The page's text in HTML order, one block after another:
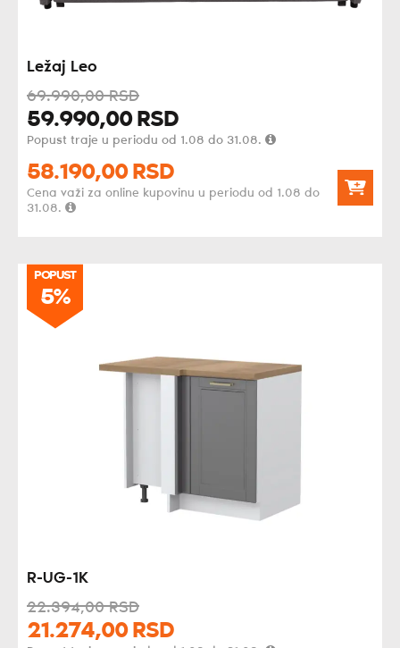
Ležaj Leo
69.990,00 RSD
59.990,00 RSD
Popust traje u periodu od 1.08 do 31.08.
58.190,00 RSD
Cena važi za online kupovinu u periodu od 1.08 do
31.08.
POPUST
5%
R-UG-1K
22.394,00 RSD
21.274,00 RSD